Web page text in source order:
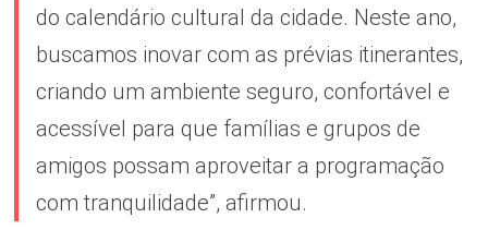
do calendário cultural da cidade. Neste ano,
buscamos inovar com as prévias itinerantes,
criando um ambiente seguro, confortável e
acessível para que famílias e grupos de
amigos possam aproveitar a programação
com tranquilidade”, afirmou.